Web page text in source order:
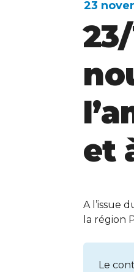
23
et
A l’issue
la région
Le